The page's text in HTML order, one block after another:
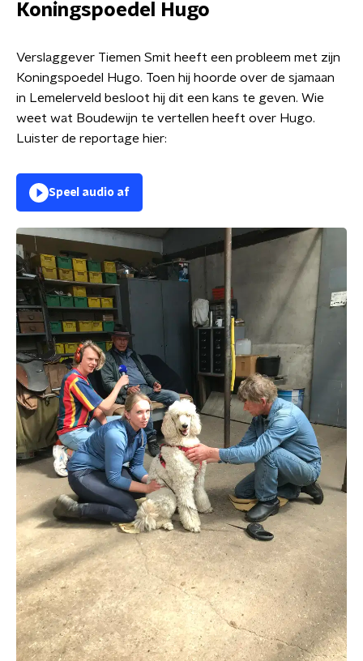
Koningspoedel Hugo
Verslaggever Tiemen Smit heeft een probleem met zijn
Koningspoedel Hugo. Toen hij hoorde over de sjamaan
in Lemelerveld besloot hij dit een kans te geven. Wie
weet wat Boudewijn te vertellen heeft over Hugo.
Luister de reportage hier:
Speel audio af